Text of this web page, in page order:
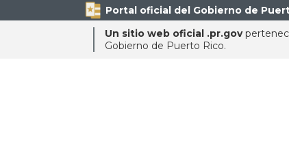
Portal oficial del Gobierno de
Un sitio web oficial .pr.gov
Gobierno de Puerto Rico.